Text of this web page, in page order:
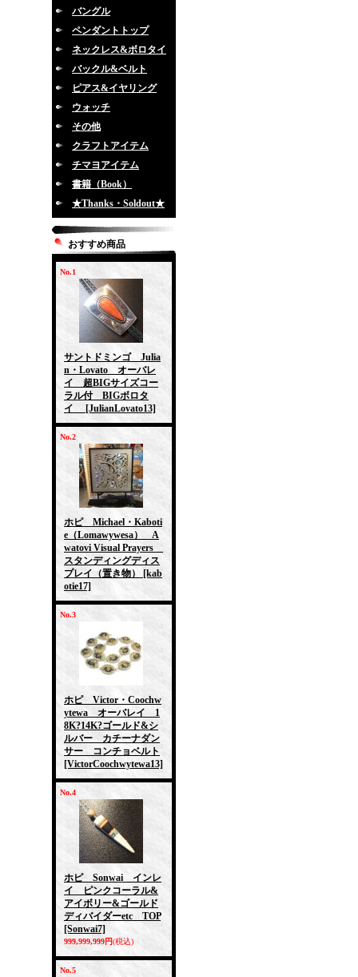
バングル
ペンダントトップ
ネックレス&ボロタイ
バックル&ベルト
ピアス&イヤリング
ウォッチ
その他
クラフトアイテム
チマヨアイテム
書籍（Book）
★Thanks・Soldout★
おすすめ商品
No.1
サントドミンゴ Julia
n・Lovato オーバレ
イ 超BIGサイズコー
ラル付 BIGボロタ
イ
[JulianLovato13]
No.2
ホピ Michael・Kaboti
e（Lomawywesa） A
watovi Visual Prayers
スタンディングディス
プレイ（置き物）
[kab
otie17]
No.3
ホピ Victor・Coochw
ytewa オーバレイ 1
8K?14K?ゴールド&シ
ルバー カチーナダン
サー コンチョベルト
[VictorCoochwytewa13]
No.4
ホピ Sonwai インレ
イ ピンクコーラル&
アイボリー&ゴールド
ディバイダーetc TOP
[Sonwai7]
999,999,999円(税込)
No.5